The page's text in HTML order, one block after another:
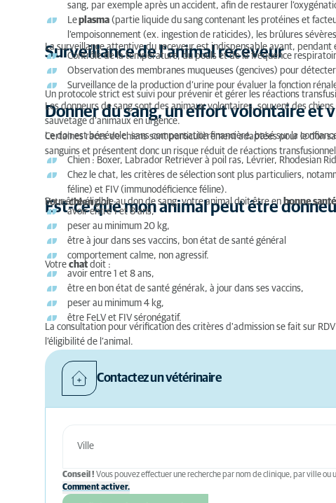
Surveillance de l'animal receveur
Donner du sang, un effort volontaire et vital
Est-ce que mon animal peut être donneur sanguin ?
sang, par exemple après un accident, afin de restaurer
Leplasma (partie liquide du sang contenant les protéines et
l’empoisonnement (ex. ingestion de raticides), les brûlures
Surveillance de l'animal receveur
La surveillance attentive du receveur est indispensable avant, pendant
Contrôle de la température, du pouls et de la fréquence
Observation des membranes muqueuses (gencives) pour
Surveillance de la production d’urine pour évaluer la fonction
Un protocole strict est suivi pour prévenir et gérer les réactions
Donner du sang, un effort volontaire et
Les donneurs de sang sont des animaux volontaires, souvent des
sauvetage d’animaux en urgence.
Le don est bénévole, sans compensation financière, basé sur la
Certaines races de chiens sont particulièrement adaptées pour le don
sanguins et présentent donc un risque réduit de réactions
Chien : Boxer, Labrador Retriever à poil ras, Lévrier, Rhodesian
Chez le chat, les critères de sélection sont plus particuliers,
féline) et FIV (immunodéficience féline).
Est-ce que mon animal peut être
Pour être éligible au don de sang, votre animal doit être enbonne santé
Votrechiendoit :
avoir entre 1 et 8 ans,
peser au minimum 20 kg,
être à jour dans ses vaccins, bon état de santé général
comportement calme, non agressif.
Votre chat doit :
avoir entre 1 et 8 ans,
être en bon état de santé générak, à jour dans ses vaccins,
peser au minimum 4 kg,
être FeLV et FIV séronégatif.
La consultation pour vérification des critères d'admission se fait sur
l’éligibilité de l’animal.
Contactez un vétérinaire
Conseil ! Vous pouvez effectuer une recherche par nom de clinique, par ville
Comment activer.